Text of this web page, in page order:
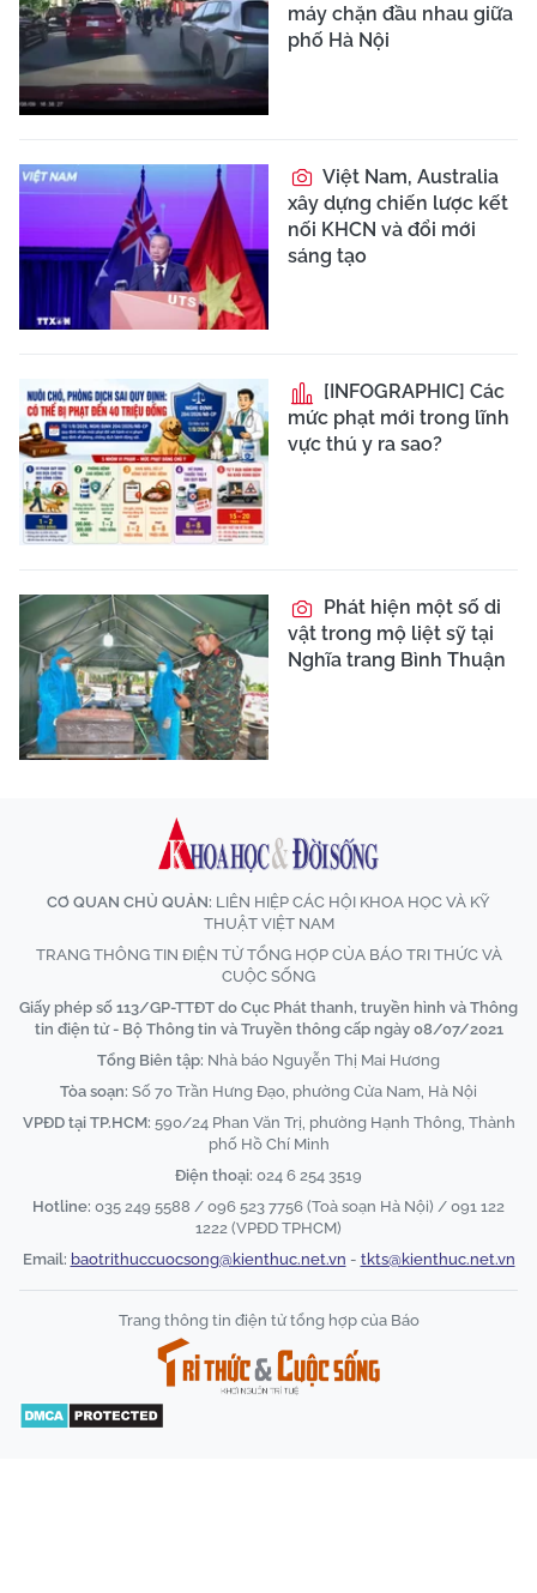
máy chặn đầu nhau giữa
phố Hà Nội
Việt Nam, Australia
xây dựng chiến lược kết
nối KHCN và đổi mới
sáng tạo
[INFOGRAPHIC] Các
mức phạt mới trong lĩnh
vực thú y ra sao?
Phát hiện một số di
vật trong mộ liệt sỹ tại
Nghĩa trang Bình Thuận
CƠ QUAN CHỦ QUẢN: LIÊN HIỆP CÁC HỘI KHOA HỌC VÀ KỸ
THUẬT VIỆT NAM
TRANG THÔNG TIN ĐIỆN TỬ TỔNG HỢP CỦA BÁO TRI THỨC VÀ
CUỘC SỐNG
Giấy phép số 113/GP-TTĐT do Cục Phát thanh, truyền hình và Thông
tin điện tử - Bộ Thông tin và Truyền thông cấp ngày 08/07/2021
Tổng Biên tập: Nhà báo Nguyễn Thị Mai Hương
Tòa soạn: Số 70 Trần Hưng Đạo, phường Cửa Nam, Hà Nội
VPĐD tại TP.HCM: 590/24 Phan Văn Trị, phường Hạnh Thông, Thành
phố Hồ Chí Minh
Điện thoại: 024 6 254 3519
Hotline: 035 249 5588 / 096 523 7756 (Toà soạn Hà Nội) / 091 122
1222 (VPĐD TPHCM)
Email: baotrithuccuocsong@kienthuc.net.vn - tkts@kienthuc.net.vn
Trang thông tin điện tử tổng hợp của Báo